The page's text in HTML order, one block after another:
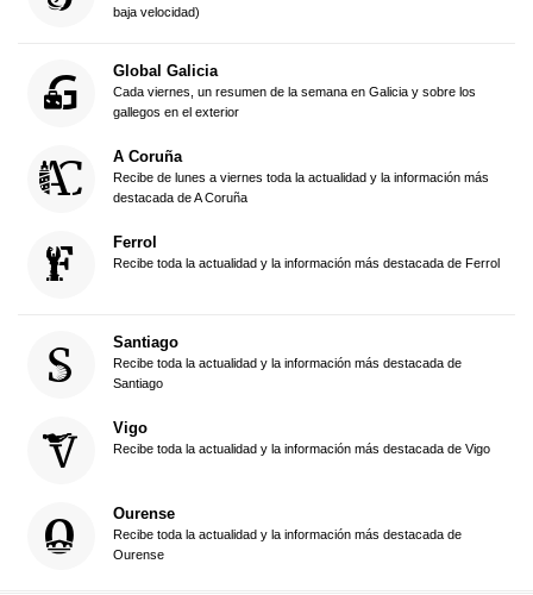
baja velocidad)
Global Galicia
Cada viernes, un resumen de la semana en Galicia y sobre los
gallegos en el exterior
A Coruña
Recibe de lunes a viernes toda la actualidad y la información más
destacada de A Coruña
Ferrol
Recibe toda la actualidad y la información más destacada de Ferrol
Santiago
Recibe toda la actualidad y la información más destacada de
Santiago
Vigo
Recibe toda la actualidad y la información más destacada de Vigo
Ourense
Recibe toda la actualidad y la información más destacada de
Ourense